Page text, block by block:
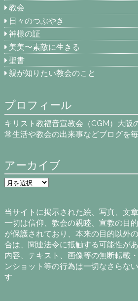
教会
日々のつぶやき
神様の証
美美〜素敵に生きる
聖書
親が知りたい教会のこと
プロフィール
キリスト教福音宣教会（CGM）大阪
常生活や教会の出来事などブログを
アーカイブ
ア
ー
ブ
当サイトに掲示された絵、写真、文
一切は信仰、教会の親睦、宣教の目
が保護されており、本来の目的以外
合は、関連法令に抵触する可能性が
内容、テキスト、画像等の無断転載
ンショット等の行為は一切なさらな
す